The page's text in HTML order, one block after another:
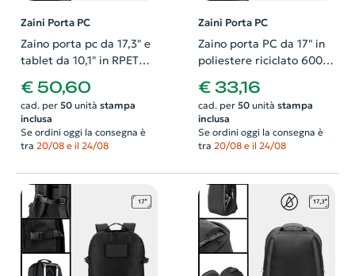
Zaini Porta PC
Zaino porta pc da 17,3" e
tablet da 10,1" in RPET
finitura idrorepellente e
cinghia per trolley
€ 50,60
cad. per 50unità stampa
inclusa
Se ordini oggi la consegna è
tra 20/08 e il 24/08
Zaini Porta PC
Zaino porta PC da 17" in
poliestere riciclato 600D
idrorepellente e fodera in
poliestere riciclato
€ 33,16
cad. per 50unità stampa
inclusa
Se ordini oggi la consegna è
tra 20/08 e il 24/08